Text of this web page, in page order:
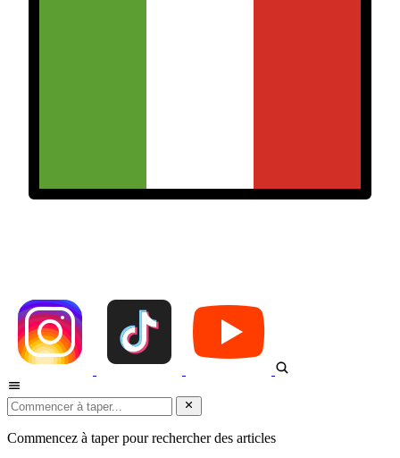
Commencez à taper pour rechercher des articles